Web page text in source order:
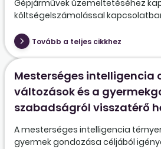
Gépjárművek üzemeltetéséhez
költségelszámolással
Tovább a teljes cikkhez
Mesterséges intelligencia
változások és a
szabadságról visszatérő
A mesterséges intelligencia
gyermek gondozása céljából